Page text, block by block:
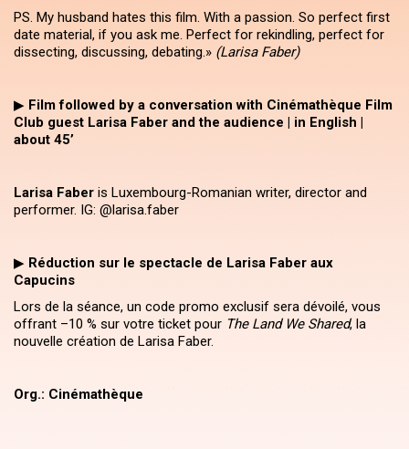
PS. My husband hates this film. With a passion. So perfect first
date material, if you ask me. Perfect for rekindling, perfect for
dissecting, discussing, debating.» (Larisa Faber)
▶ Film followed by a conversation with Cinémathèque Film
Club guest Larisa Faber and the audience | in English |
about 45’
Larisa Faber is Luxembourg-Romanian writer, director and
performer. IG: @larisa.faber
▶ Réduction sur le spectacle de Larisa Faber aux
Capucins
Lors de la séance, un code promo exclusif sera dévoilé, vous
offrant –10 % sur votre ticket pour The Land We Shared, la
nouvelle création de Larisa Faber.
Org.: Cinémathèque